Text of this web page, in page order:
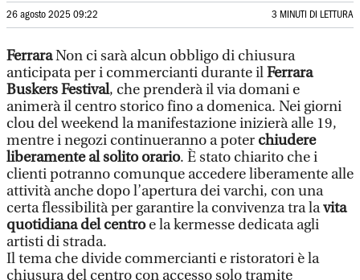
26 agosto 2025 09:22 3 MINUTI DI LETTURA
FerraraNon ci sarà alcun obbligo di chiusura
anticipata per i commercianti durante ilFerrara
Buskers Festival, che prenderà il via domani e
animerà il centro storico fino a domenica. Nei giorni
clou del weekend la manifestazione inizierà alle 19,
mentre i negozi continueranno a poter chiudere
liberamente al solito orario. È stato chiarito che i
clienti potranno comunque accedere liberamente alle
attività anche dopo l’apertura dei varchi, con una
certa flessibilità per garantire la convivenza tra lavita
quotidiana del centroe la kermesse dedicata agli
artisti di strada.
Il tema che divide commercianti e ristoratori è la
chiusura del centro con accesso solo tramite